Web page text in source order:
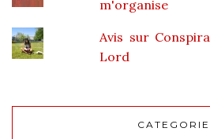
m'organise
Avis sur
Lord